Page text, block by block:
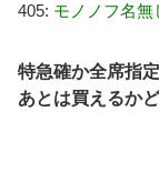
405: モノノフ名無
特急確か全席指
あとは買えるか